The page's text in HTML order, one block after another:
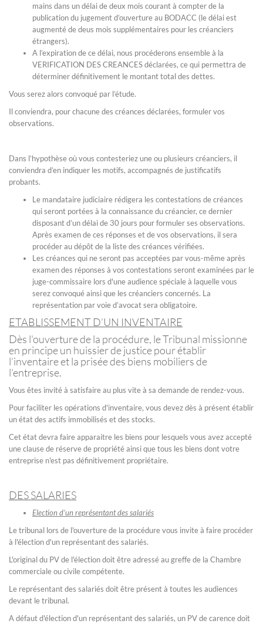
mains dans un délai de deux mois courant à compter de la
publication du jugement d’ouverture au BODACC (le délai est
augmenté de deus mois supplémentaires pour les créanciers
étrangers).
A l’expiration de ce délai, nous procéderons ensemble à la
VERIFICATION DES CREANCES déclarées, ce qui permettra de
déterminer définitivement le montant total des dettes.
Vous serez alors convoqué par l’étude.
Il conviendra, pour chacune des créances déclarées, formuler vos
observations.
Dans l’hypothèse où vous contesteriez une ou plusieurs créanciers, il
conviendra d’en indiquer les motifs, accompagnés de justificatifs
probants.
Le mandataire judiciaire rédigera les contestations de créances
qui seront portées à la connaissance du créancier, ce dernier
disposant d’un délai de 30 jours pour formuler ses observations.
Après examen de ces réponses et de vos observations, il sera
procéder au dépôt de la liste des créances vérifiées.
Les créances qui ne seront pas acceptées par vous-même après
examen des réponses à vos contestations seront examinées par le
juge-commissaire lors d'une audience spéciale à laquelle vous
serez convoqué ainsi que les créanciers concernés. La
représentation par voie d’avocat sera obligatoire.
ETABLISSEMENT D’UN INVENTAIRE
Dès l'ouverture de la procédure, le Tribunal missionne
en principe un huissier de justice pour établir
l’inventaire et la prisée des biens mobiliers de
l'entreprise.
Vous êtes invité à satisfaire au plus vite à sa demande de rendez-vous.
Pour faciliter les opérations d'inventaire, vous devez dès à présent établir
un état des actifs immobilisés et des stocks.
Cet état devra faire apparaitre les biens pour lesquels vous avez accepté
une clause de réserve de propriété ainsi que tous les biens dont votre
entreprise n'est pas définitivement propriétaire.
DES SALARIES
Election d’un représentant des salariés
Le tribunal lors de l'ouverture de la procédure vous invite à faire procéder
à l'élection d'un représentant des salariés.
L'original du PV de l'élection doit être adressé au greffe de la Chambre
commerciale ou civile compétente.
Le représentant des salariés doit être présent à toutes les audiences
devant le tribunal.
A défaut d'élection d'un représentant des salariés, un PV de carence doit